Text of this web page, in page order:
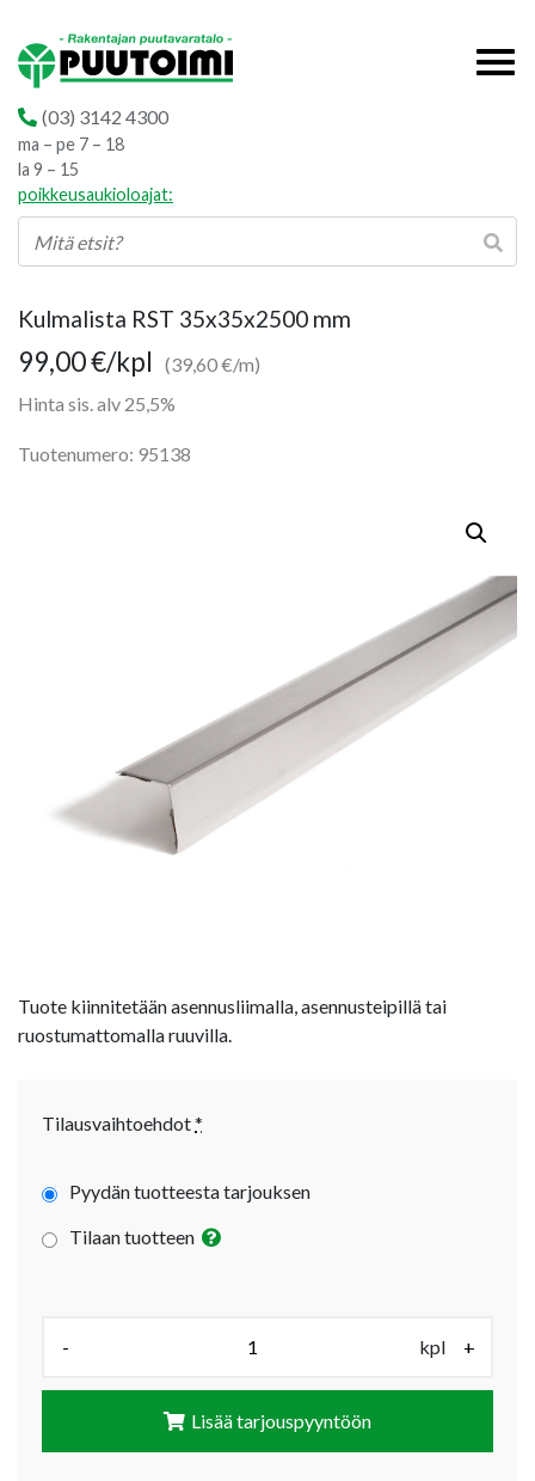
(03) 3142 4300
ma – pe 7 – 18
la 9 – 15
poikkeusaukioloajat:
Kulmalista RST 35x35x2500 mm
99,00€/kpl
(39,60 €/m)
Hinta sis. alv 25,5%
Tuotenumero: 95138
Tuote kiinnitetään asennusliimalla, asennusteipillä tai
ruostumattomalla ruuvilla.
Tilausvaihtoehdot*
Pyydän tuotteesta tarjouksen
Tilaan tuotteen
- kpl +
Lisää tarjouspyyntöön